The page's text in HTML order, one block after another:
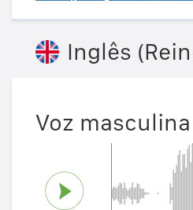
Inglês
Voz masculina